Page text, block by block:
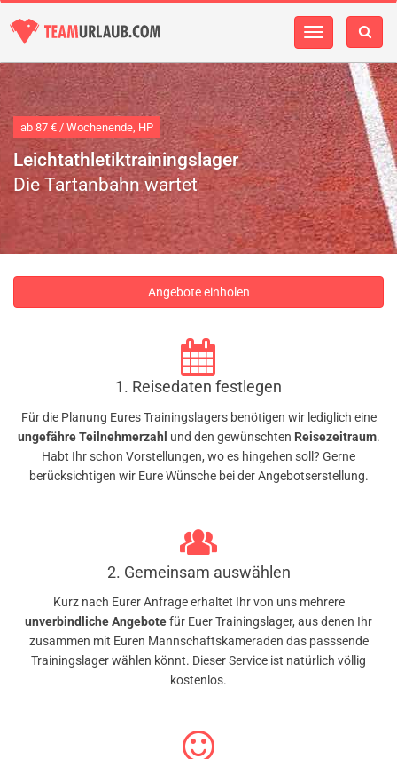
Navigation
ab 87 € / Wochenende, HP
Leichtathletiktrainingslager
Die Tartanbahn wartet
Angebote einholen
1. Reisedaten festlegen
Für die Planung Eures Trainingslagers benötigen wir lediglich eine
ungefähre Teilnehmerzahl und den gewünschten Reisezeitraum.
Habt Ihr schon Vorstellungen, wo es hingehen soll? Gerne
berücksichtigen wir Eure Wünsche bei der Angebotserstellung.
2. Gemeinsam auswählen
Kurz nach Eurer Anfrage erhaltet Ihr von uns mehrere
unverbindliche Angebotefür Euer Trainingslager, aus denen Ihr
zusammen mit Euren Mannschaftskameraden das passsende
Trainingslager wählen könnt. Dieser Service ist natürlich völlig
kostenlos.